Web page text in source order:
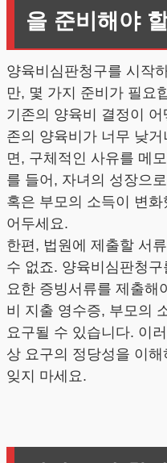
을 준비해야
양육비심판청구를 시작
만, 몇 가지 준비가 필요
기존의 양육비 결정이 어
존의 양육비가 너무 낮
면, 구체적인 사유를 메
를 들어, 자녀의 성장으
혹은 부모의 소득이 변
어두세요.
한편, 법원에 제출할 서
수 없죠. 양육비심판청
요한 증빙서류를 제출해
비 지출 영수증, 부모의
요구될 수 있습니다. 이
상 요구의 정당성을 이
잊지 마세요.